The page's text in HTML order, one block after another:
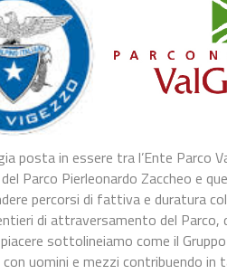
posta in essere tra l’Ente Parco
Parco Pierleonardo Zaccheo e
percorsi di fattiva e duratura
di attraversamento del
sottolineiamo come il
con uomini e mezzi contribuendo